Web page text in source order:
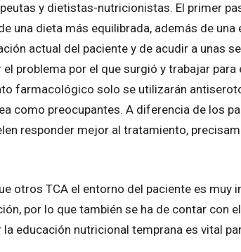
y dietistas-nutricionistas. El primer
una dieta más equilibrada, además de
actual del paciente y de acudir a unas
el problema por el que surgió y trabajar
farmacológico solo se utilizarán
como preocupantes. A diferencia de los
responder mejor al tratamiento,
otros TCA el entorno del paciente es muy
por lo que también se ha de contar con
la educación nutricional temprana es vital